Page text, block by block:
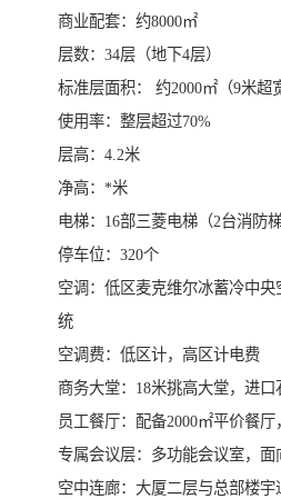
商业配套：约8000㎡
层数：34层（地下4层）
标准层面积： 约2000㎡（9米超
使用率：整层超过70%
层高：4.2米
净高：*米
电梯：16部三菱电梯（2台消防梯
停车位：320个
空调：低区麦克维尔冰蓄冷中
统
空调费：低区计，高区计电费
商务大堂：18米挑高大堂，进口
员工餐厅：配备2000㎡平价餐
专属会议层：多功能会议室，面
空中连廊：大厦二层与总部楼